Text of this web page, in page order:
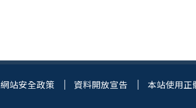
網站安全政策 資料開放宣告 本站使用正